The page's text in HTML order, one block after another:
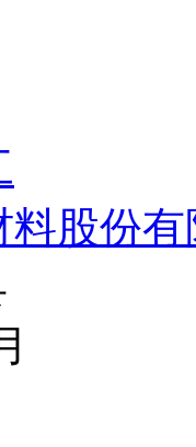
股份